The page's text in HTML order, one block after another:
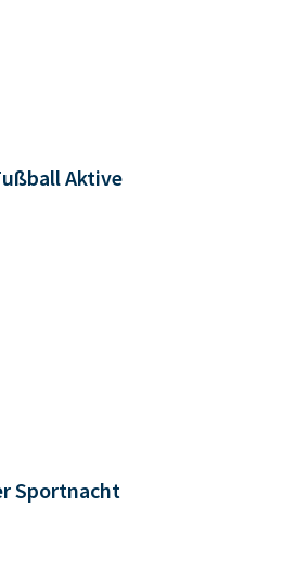
Aktive
Sportnacht